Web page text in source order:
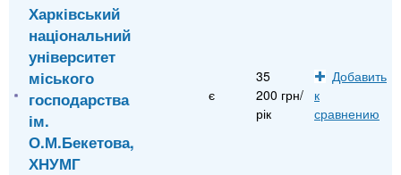
Харківський
національний
університет
міського
господарства
ім.
О.М.Бекетова,
ХНУМГ
є
35
200 грн/
рік
Добавить
к
сравнению